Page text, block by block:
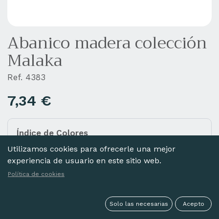
Abanico madera colección
Malaka
Índice de Colores
Añada diferentes colores a la cesta haciendo clic
en las imágenes de abajo.
Ref. 4383
7,34 €
Utilizamos cookies para ofrecerle una mejor
experiencia de usuario en este sitio web.
Política de cookies
Solo las necesarias Acepto